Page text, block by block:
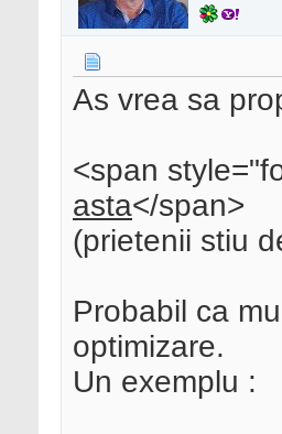
As vrea sa
<span
asta</span>
(prietenii stiu
Probabil ca
optimizare.
Un exemplu :